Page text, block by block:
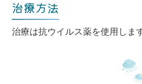
治療方法
治療は抗ウイルス薬を使用します